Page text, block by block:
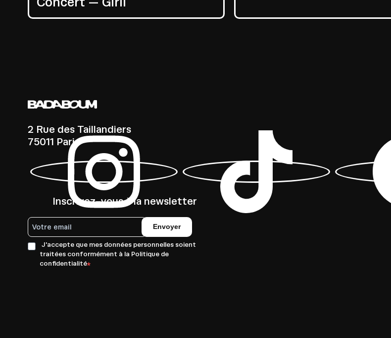
2 Rue des Taillandiers
75011 Paris
Inscrivez-vous à la newsletter
Envoyer
J'accepte que mes données personnelles soient
traitées conformément à la Politique de
confidentialité